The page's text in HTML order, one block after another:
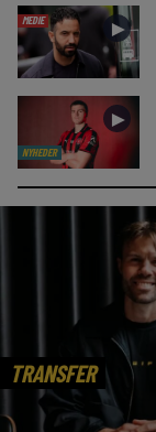
MEDIE ►
NYHEDER
►
TRANSFER